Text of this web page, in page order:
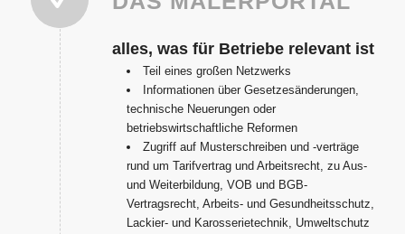
alles, was für Betriebe relevant ist
Teil eines großen Netzwerks
Informationen über Gesetzesänderungen,
technische Neuerungen oder
betriebswirtschaftliche Reformen
Zugriff auf Musterschreiben und -verträge
rund um Tarifvertrag und Arbeitsrecht, zu Aus-
und Weiterbildung, VOB und BGB-
Vertragsrecht, Arbeits- und Gesundheitsschutz,
Lackier- und Karosserietechnik, Umweltschutz